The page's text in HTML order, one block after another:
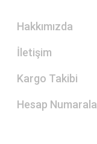
Hakkımızda
İletişim
Kargo Takibi
Hesap